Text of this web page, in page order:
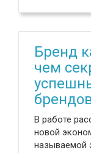
Бренд
чем
В работе
новой
называемой